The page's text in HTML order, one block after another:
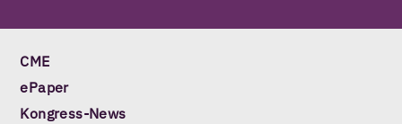
CME
ePaper
Kongress-News